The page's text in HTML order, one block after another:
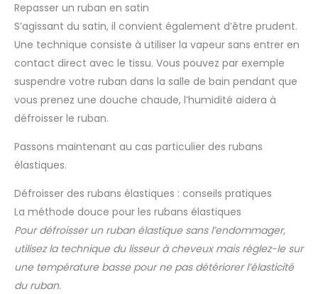
Repasser un ruban en satin
S’agissant du satin, il convient également d’être prudent.
Une technique consiste à utiliser la vapeur sans entrer en
contact direct avec le tissu. Vous pouvez par exemple
suspendre votre ruban dans la salle de bain pendant que
vous prenez une douche chaude, l’humidité aidera à
défroisser le ruban.
Passons maintenant au cas particulier des rubans
élastiques.
Défroisser des rubans élastiques : conseils pratiques
La méthode douce pour les rubans élastiques
Pour défroisser un ruban élastique sans l’endommager,
utilisez la technique du lisseur à cheveux mais réglez-le sur
une température basse pour ne pas détériorer l’élasticité
du ruban.